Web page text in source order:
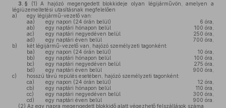
3. § (1) A hajózó megengedett blokkideje olyan légijárművön, amelyen a
légiüzemeltetési utasításnak megfelelően
a)
egy légijármű-vezető van:
aa)
egy napon (24 órán belül)
6 óra,
ab)
egy naptári hónapon belül
100 óra,
ac)
egy naptári negyedéven belül
250 óra,
ad)
egy naptári éven belül
700 óra,
b)
két légijármű-vezető van, hajózó személyzeti tagonként:
ba)
egy napon (24 órán belül)
10 óra,
bb)
egy naptári hónapon belül
100 óra,
bc)
egy naptári negyedéven belül
275 óra,
bd)
egy naptári éven belül
900 óra,
c)
hosszú távú repülés esetében, hajózó személyzeti tagonként:
ca)
egy napon (24 órán belül)
12 óra,
cb)
egy naptári hónapon belül
110 óra,
cc)
egy naptári negyedéven belül
300 óra,
cd)
egy naptári éven belül
900 óra.
(2) Az egy napra megengedett blokkidő alatt végezhető felszállások száma